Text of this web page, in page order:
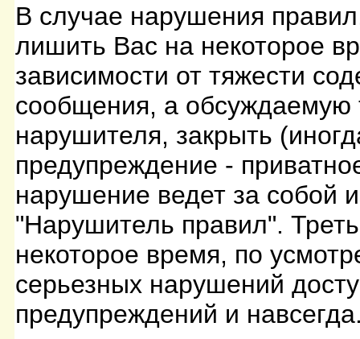
В случае нарушения
лишить Вас на некоторое
зависимости от тяжести
сообщения, а обсуждаемую
нарушителя, закрыть
предупреждение -
нарушение ведет за собой
"Нарушитель правил".
некоторое время, по
серьезных нарушений
предупреждений и